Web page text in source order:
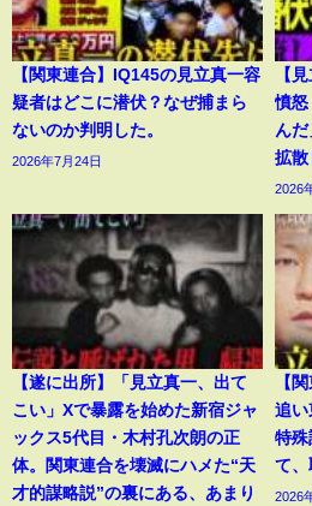
【関東連合】IQ145の見立真一容
疑者はどこに潜伏？なぜ捕まら
ないのか判明した。
2026年7月24日
【
憤怒
ん
拡散
2026
【遂に出所】「見立真一、出て
こい」Xで暴露を始めた新宿ジャ
ックス5代目・木村孔次朗の正
体。関東連合を壊滅にハメた“天
才的謀略説”の裏にある、あまり
【
追い
特殊
て、
2026